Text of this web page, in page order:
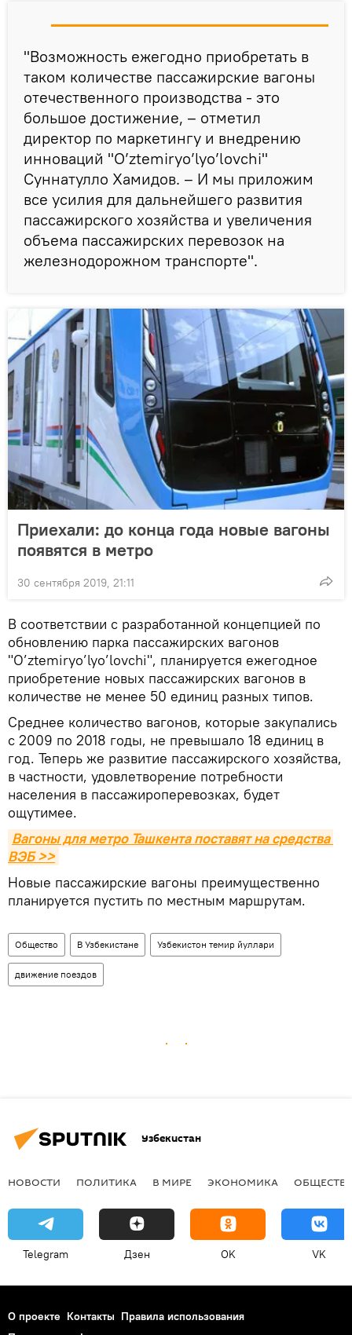
"Возможность ежегодно приобретать в
таком количестве пассажирские вагоны
отечественного производства - это
большое достижение, – отметил
директор по маркетингу и внедрению
инноваций "O’ztemiryo’lyo’lovchi"
Суннатулло Хамидов. – И мы приложим
все усилия для дальнейшего развития
пассажирского хозяйства и увеличения
объема пассажирских перевозок на
железнодорожном транспорте".
Приехали: до конца года новые вагоны
появятся в метро
30 сентября 2019, 21:11
В соответствии с разработанной концепцией по
обновлению парка пассажирских вагонов
"O’ztemiryo’lyo’lovchi", планируется ежегодное
приобретение новых пассажирских вагонов в
количестве не менее 50 единиц разных типов.
Среднее количество вагонов, которые закупались
с 2009 по 2018 годы, не превышало 18 единиц в
год. Теперь же развитие пассажирского хозяйства,
в частности, удовлетворение потребности
населения в пассажироперевозках, будет
ощутимее.
Вагоны для метро Ташкента поставят на средства
ВЭБ >>
Новые пассажирские вагоны преимущественно
планируется пустить по местным маршрутам.
Общество В Узбекистане Узбекистон темир йуллари
движение поездов
Узбекистан
НОВОСТИ ПОЛИТИКА В МИРЕ ЭКОНОМИКА
Telegram Дзен OK VK
О проекте Контакты Правила использования